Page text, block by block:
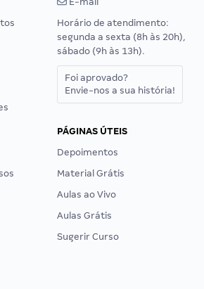
Horário de atendimento:
segunda a sexta (8h às 20h),
sábado (9h às 13h).
Foi aprovado?
Envie-nos a sua história!
PÁGINAS ÚTEIS
Depoimentos
Material Grátis
Aulas ao Vivo
Aulas Grátis
Sugerir Curso